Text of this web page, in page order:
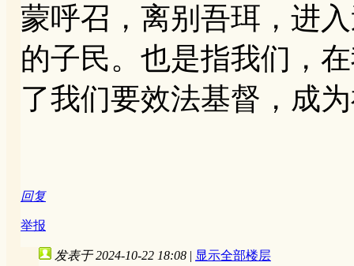
蒙呼召，离别吾珥，进
的子民。也是指我们，
了我们要效法基督，成
回复
举报
发表于 2024-10-22 18:08 | 显示全部楼层